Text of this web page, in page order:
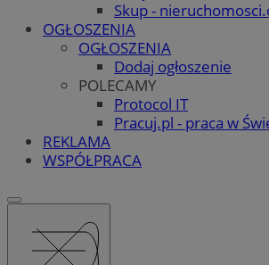
Skup -
OGŁOSZENIA
OGŁOSZENIA
Dodaj ogłoszenie
POLECAMY
Protocol IT
Pracuj.pl - praca w
REKLAMA
WSPÓŁPRACA